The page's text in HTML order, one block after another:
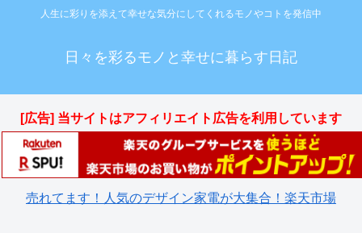
人生に彩りを添えて幸せな気分にしてくれるモノやコトを発信中
日々を彩るモノと幸せに暮らす日記
[広告] 当サイトはアフィリエイト広告を利用しています
売れてます！人気のデザイン家電が大集合！楽天市場